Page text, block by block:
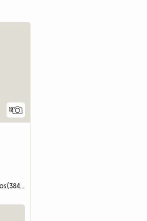
12
Gesamte Unterkunft | Icod de los Vinos (38430) | 48 M2